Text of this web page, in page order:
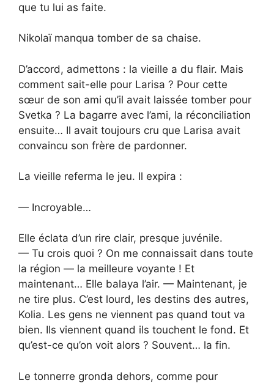
que tu lui as faite.
Nikolaï manqua tomber de sa chaise.
D’accord, admettons : la vieille a du flair. Mais
comment sait-elle pour Larisa ? Pour cette
sœur de son ami qu’il avait laissée tomber pour
Svetka ? La bagarre avec l’ami, la réconciliation
ensuite… Il avait toujours cru que Larisa avait
convaincu son frère de pardonner.
La vieille referma le jeu. Il expira :
— Incroyable…
Elle éclata d’un rire clair, presque juvénile.
— Tu crois quoi ? On me connaissait dans toute
la région — la meilleure voyante ! Et
maintenant… Elle balaya l’air. — Maintenant, je
ne tire plus. C’est lourd, les destins des autres,
Kolia. Les gens ne viennent pas quand tout va
bien. Ils viennent quand ils touchent le fond. Et
qu’est-ce qu’on voit alors ? Souvent… la fin.
Le tonnerre gronda dehors, comme pour